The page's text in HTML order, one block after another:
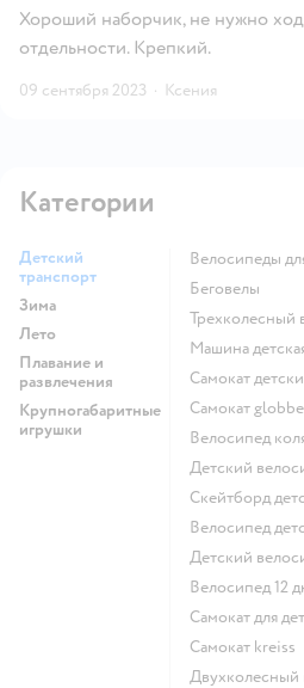
Хороший наборчик, не нужно
отдельности. Крепкий.
09 сентября 2023 · Ксения
Категории
Детский
транспорт
Зима
Лето
Плавание и
развлечения
Крупногабаритные
игрушки
Велосипеды
Беговелы
Трехколесный
Машина
Самокат
Самокат
Велосипед
Детский
Скейтборд
Велосипед
Детский
Велосипед 12
Самокат для
Самокат kreiss